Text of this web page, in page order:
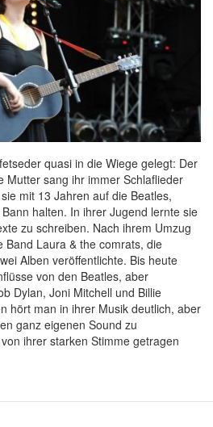
quasi in die Wiege gelegt: Der
Mutter sang ihr immer Schlaflieder
mit 13 Jahren auf die Beatles,
halten. In ihrer Jugend lernte sie
zu schreiben. Nach ihrem Umzug
Band Laura & the comrats, die
Alben veröffentlichte. Bis heute
von den Beatles, aber
Dylan, Joni Mitchell und Billie
hört man in ihrer Musik deutlich, aber
ganz eigenen Sound zu
ihrer starken Stimme getragen